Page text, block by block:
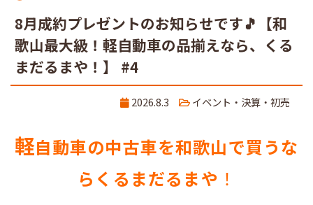
8月成約プレゼントのお知らせです🎵【和
歌山最大級！軽自動車の品揃えなら、くる
まだるまや！】 #4
2026.8.3 イベント・決算・初売
軽自動車の中古車を和歌山で買うな
らくるまだるまや ！